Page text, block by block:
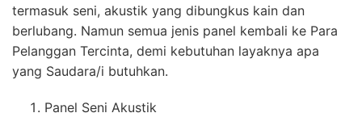
termasuk seni, akustik yang dibungkus kain dan
berlubang. Namun semua jenis panel kembali ke Para
Pelanggan Tercinta, demi kebutuhan layaknya apa
yang Saudara/i butuhkan.
Panel Seni Akustik